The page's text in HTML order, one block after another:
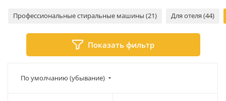
Профессиональные стиральные машины (21) Для отеля (44)
Показать фильтр
По умолчанию (убывание)